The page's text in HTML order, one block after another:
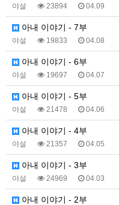
야설 23894 04.09
아내 이야기 - 7부
야설 19833 04.08
아내 이야기 - 6부
야설 19697 04.07
아내 이야기 - 5부
야설 21478 04.06
아내 이야기 - 4부
야설 21357 04.05
아내 이야기 - 3부
야설 24969 04.03
아내 이야기 - 2부